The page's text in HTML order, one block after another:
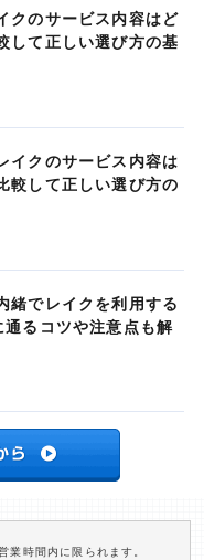
クのサービス内容はど
して正しい選び方の基
イクのサービス内容は
較して正しい選び方の
緒でレイクを利用する
るコツや注意点も解
業時間内に限られます。